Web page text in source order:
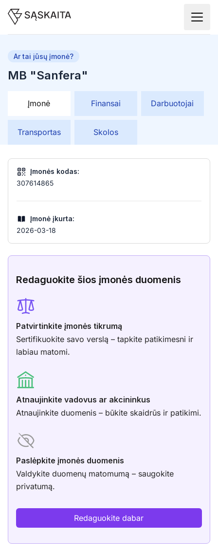
MB "Sanfera"
Ar tai jūsų įmonė?
Įmonė Finansai Darbuotojai
Transportas Skolos
Įmonės kodas:
307614865
Įmonė įkurta:
2026-03-18
Redaguokite šios įmonės duomenis
Patvirtinkite įmonės tikrumą
Sertifikuokite savo verslą – tapkite patikimesni ir
labiau matomi.
Atnaujinkite vadovus ar akcininkus
Atnaujinkite duomenis – būkite skaidrūs ir patikimi.
Paslėpkite įmonės duomenis
Valdykite duomenų matomumą – saugokite
privatumą.
Redaguokite dabar